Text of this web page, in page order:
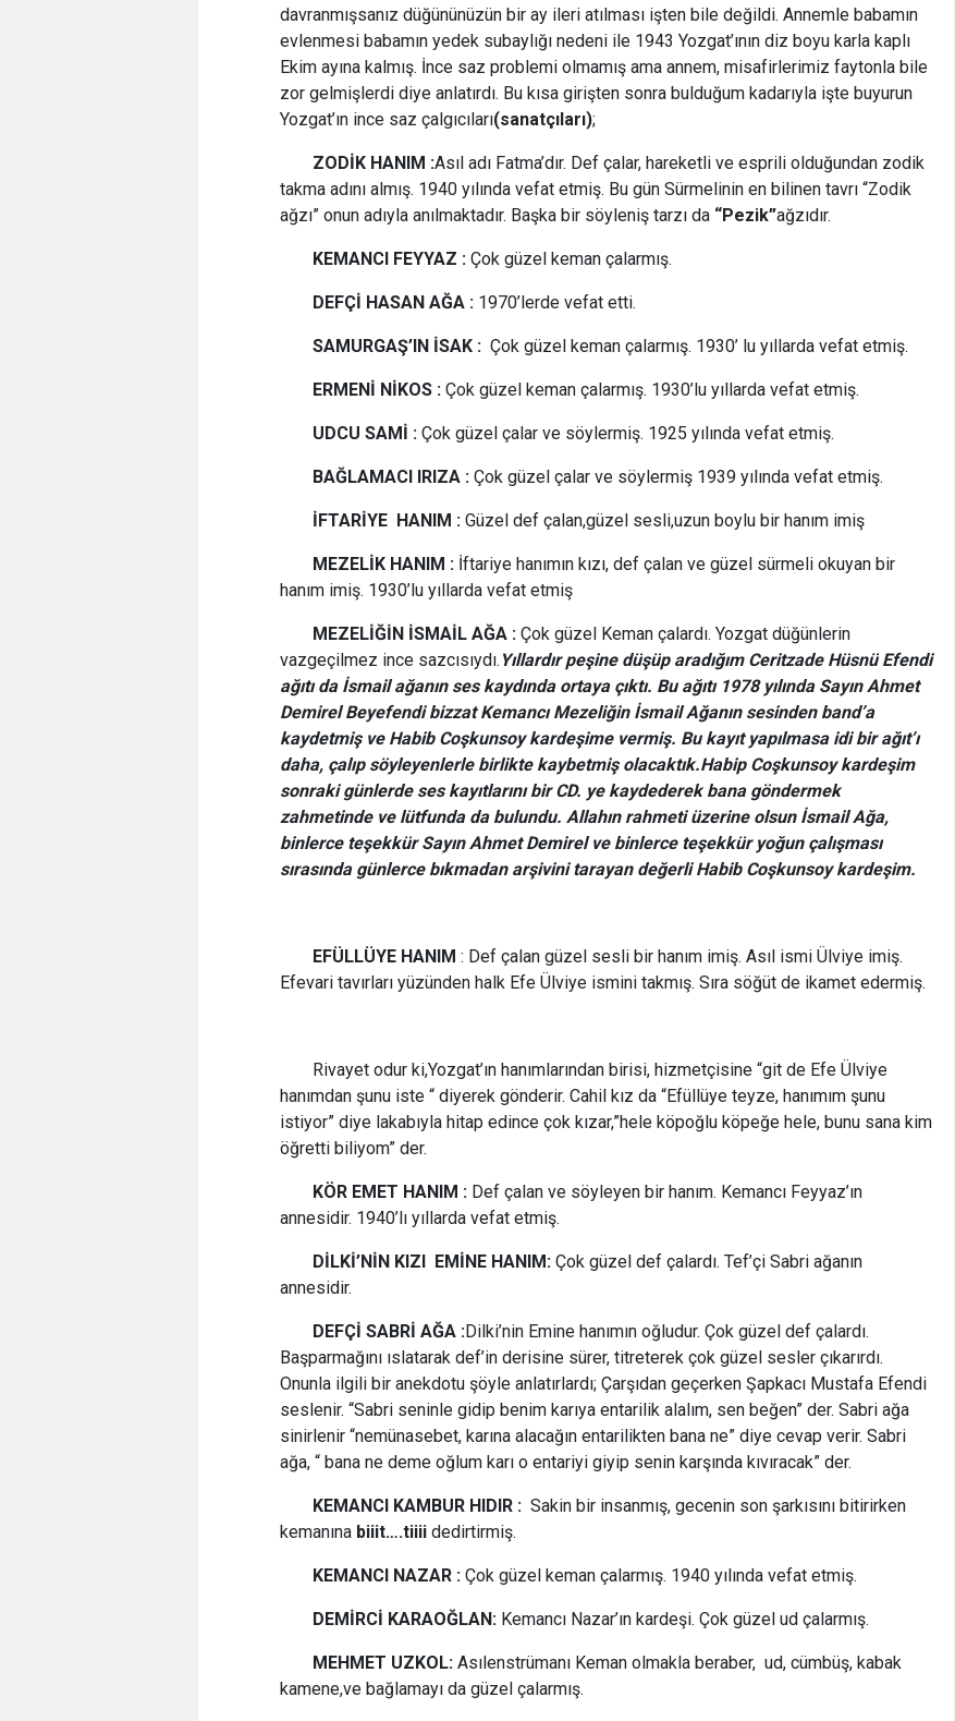
davranmışsanız düğününüzün bir ay ileri atılması işten bile değildi. Annemle babamın
evlenmesi babamın yedek subaylığı nedeni ile 1943 Yozgat’ının diz boyu karla kaplı
Ekim ayına kalmış. İnce saz problemi olmamış ama annem, misafirlerimiz faytonla bile
zor gelmişlerdi diye anlatırdı. Bu kısa girişten sonra bulduğum kadarıyla işte buyurun
Yozgat’ın ince saz çalgıcıları(sanatçıları);
ZODİK HANIM :Asıl adı Fatma’dır. Def çalar, hareketli ve esprili olduğundan zodik
takma adını almış. 1940 yılında vefat etmiş. Bu gün Sürmelinin en bilinen tavrı “Zodik
ağzı” onun adıyla anılmaktadır. Başka bir söyleniş tarzı da “Pezik”ağzıdır.
KEMANCI FEYYAZ : Çok güzel keman çalarmış.
DEFÇİ HASAN AĞA : 1970’lerde vefat etti.
SAMURGAŞ’IN İSAK : Çok güzel keman çalarmış. 1930’ lu yıllarda vefat etmiş.
ERMENİ NİKOS : Çok güzel keman çalarmış. 1930’lu yıllarda vefat etmiş.
UDCU SAMİ : Çok güzel çalar ve söylermiş. 1925 yılında vefat etmiş.
BAĞLAMACI IRIZA : Çok güzel çalar ve söylermiş 1939 yılında vefat etmiş.
İFTARİYE HANIM : Güzel def çalan,güzel sesli,uzun boylu bir hanım imiş
MEZELİK HANIM : İftariye hanımın kızı, def çalan ve güzel sürmeli okuyan bir
hanım imiş. 1930’lu yıllarda vefat etmiş
MEZELİĞİN İSMAİL AĞA : Çok güzel Keman çalardı. Yozgat düğünlerin
vazgeçilmez ince sazcısıydı. Yıllardır peşine düşüp aradığım Ceritzade Hüsnü Efendi
ağıtı da İsmail ağanın ses kaydında ortaya çıktı. Bu ağıtı 1978 yılında Sayın Ahmet
Demirel Beyefendi bizzat Kemancı Mezeliğin İsmail Ağanın sesinden band’a
kaydetmiş ve Habib Coşkunsoy kardeşime vermiş. Bu kayıt yapılmasa idi bir ağıt’ı
daha, çalıp söyleyenlerle birlikte kaybetmiş olacaktık.Habip Coşkunsoy kardeşim
sonraki günlerde ses kayıtlarını bir CD. ye kaydederek bana göndermek
zahmetinde ve lütfunda da bulundu. Allahın rahmeti üzerine olsun İsmail Ağa,
binlerce teşekkür Sayın Ahmet Demirel ve binlerce teşekkür yoğun çalışması
sırasında günlerce bıkmadan arşivini tarayan değerli Habib Coşkunsoy kardeşim.
EFÜLLÜYE HANIM : Def çalan güzel sesli bir hanım imiş. Asıl ismi Ülviye imiş.
Efevari tavırları yüzünden halk Efe Ülviye ismini takmış. Sıra söğüt de ikamet edermiş.
Rivayet odur ki,Yozgat’ın hanımlarından birisi, hizmetçisine “git de Efe Ülviye
hanımdan şunu iste “ diyerek gönderir. Cahil kız da “Efüllüye teyze, hanımım şunu
istiyor” diye lakabıyla hitap edince çok kızar,”hele köpoğlu köpeğe hele, bunu sana kim
öğretti biliyom” der.
KÖR EMET HANIM : Def çalan ve söyleyen bir hanım. Kemancı Feyyaz’ın
annesidir. 1940’lı yıllarda vefat etmiş.
DİLKİ’NİN KIZI EMİNE HANIM: Çok güzel def çalardı. Tef’çi Sabri ağanın
annesidir.
DEFÇİ SABRİ AĞA :Dilki’nin Emine hanımın oğludur. Çok güzel def çalardı.
Başparmağını ıslatarak def’in derisine sürer, titreterek çok güzel sesler çıkarırdı.
Onunla ilgili bir anekdotu şöyle anlatırlardı; Çarşıdan geçerken Şapkacı Mustafa Efendi
seslenir. “Sabri seninle gidip benim karıya entarilik alalım, sen beğen” der. Sabri ağa
sinirlenir “nemünasebet, karına alacağın entarilikten bana ne” diye cevap verir. Sabri
ağa, “ bana ne deme oğlum karı o entariyi giyip senin karşında kıvıracak” der.
KEMANCI KAMBUR HIDIR : Sakin bir insanmış, gecenin son şarkısını bitirirken
kemanına biiit….tiiii dedirtirmiş.
KEMANCI NAZAR : Çok güzel keman çalarmış. 1940 yılında vefat etmiş.
DEMİRCİ KARAOĞLAN: Kemancı Nazar’ın kardeşi. Çok güzel ud çalarmış.
MEHMET UZKOL: Asılenstrümanı Keman olmakla beraber, ud, cümbüş, kabak
kamene,ve bağlamayı da güzel çalarmış.